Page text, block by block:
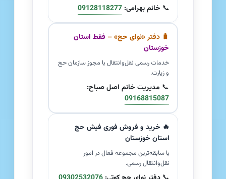
📞 خانم بهرامی: 09128118277
🧳 دفتر «نوای حج» – فقط استان
خوزستان
خدمات رسمی نقل‌وانتقال با مجوز سازمان حج
و زیارت.
📞 مدیریت خانم اصل صباح:
09168815087
🔥 خرید و فروش فوری فیش حج
استان خوزستان
با سابقه‌ترین مجموعه فعال در امور
نقل‌وانتقال رسمی.